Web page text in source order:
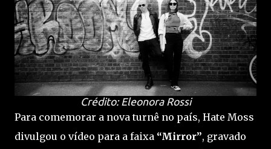
Crédito: Eleonora Rossi
Para comemorar a nova turnê no país, Hate Moss
divulgou o vídeo para a faixa “Mirror”, gravado